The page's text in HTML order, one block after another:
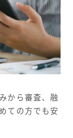
から審査、融
ての方でも安